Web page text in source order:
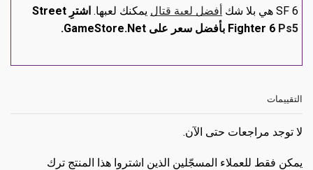
SF 6 هي بلا شك أفضل لعبة قتال يمكنك لعبها.
اشترِ Street
Fighter 6 Ps5 بأفضل سعر على GameStore.Net.
التقييمات
لا توجد مراجعات حتى الآن.
يمكن فقط للعملاء المسجّلين الذين اشتروا هذا المنتج ترك